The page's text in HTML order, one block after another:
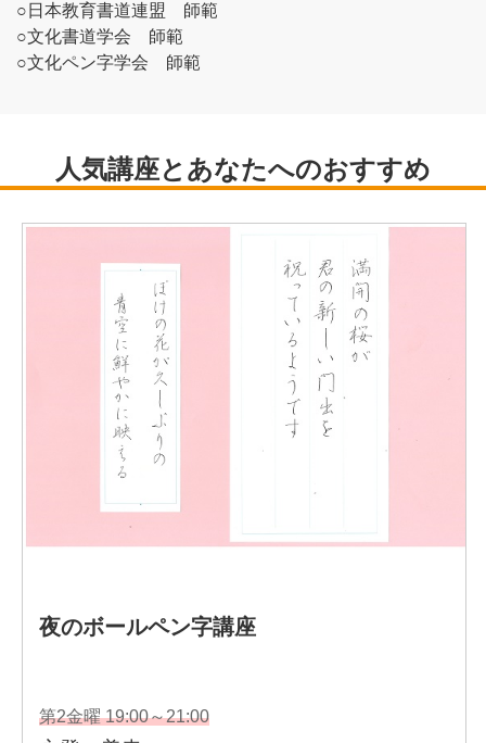
○日本教育書道連盟 師範
○文化書道学会 師範
○文化ペン字学会 師範